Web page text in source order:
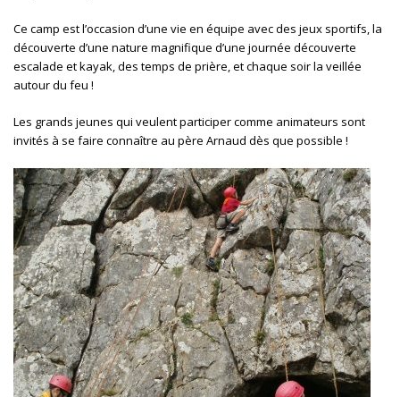
Ce camp est l’occasion d’une vie en équipe avec des jeux sportifs, la
découverte d’une nature magnifique d’une journée découverte
escalade et kayak, des temps de prière, et chaque soir la veillée
autour du feu !
Les grands jeunes qui veulent participer comme animateurs sont
invités à se faire connaître au père Arnaud dès que possible !